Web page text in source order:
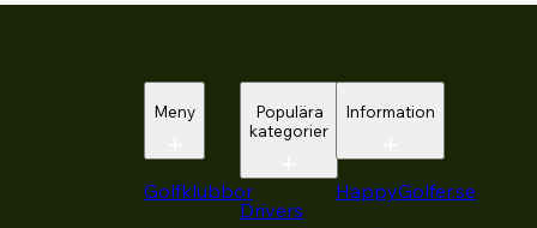
Meny
Golfklubbor
Populära
kategorier
Drivers
Information
HappyGolfer.se